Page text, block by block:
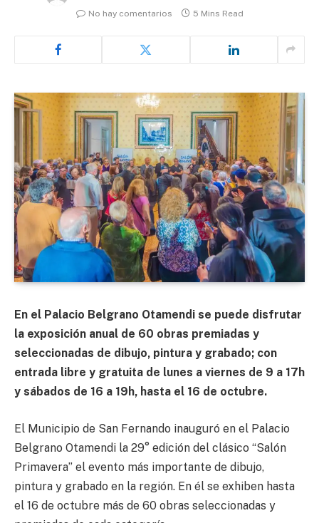
No hay comentarios
5 Mins Read
En el Palacio Belgrano Otamendi se puede disfrutar
la exposición anual de 60 obras premiadas y
seleccionadas de dibujo, pintura y grabado; con
entrada libre y gratuita de lunes a viernes de 9 a 17h
y sábados de 16 a 19h, hasta el 16 de octubre.
El Municipio de San Fernando inauguró en el Palacio
Belgrano Otamendi la 29° edición del clásico “Salón
Primavera” el evento más importante de dibujo,
pintura y grabado en la región. En él se exhiben hasta
el 16 de octubre más de 60 obras seleccionadas y